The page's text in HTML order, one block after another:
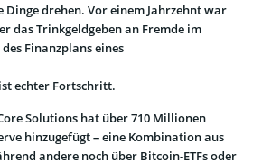
Dinge drehen. Vor einem Jahrzehnt war
das Trinkgeldgeben an Fremde im
Finanzplans eines
echter Fortschritt.
Solutions hat über 710 Millionen
hinzugefügt – eine Kombination aus
andere noch über Bitcoin-ETFs oder